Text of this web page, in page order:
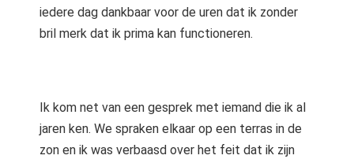
iedere dag dankbaar voor de uren dat ik zonder
bril merk dat ik prima kan functioneren.
Ik kom net van een gesprek met iemand die ik al
jaren ken. We spraken elkaar op een terras in de
zon en ik was verbaasd over het feit dat ik zijn